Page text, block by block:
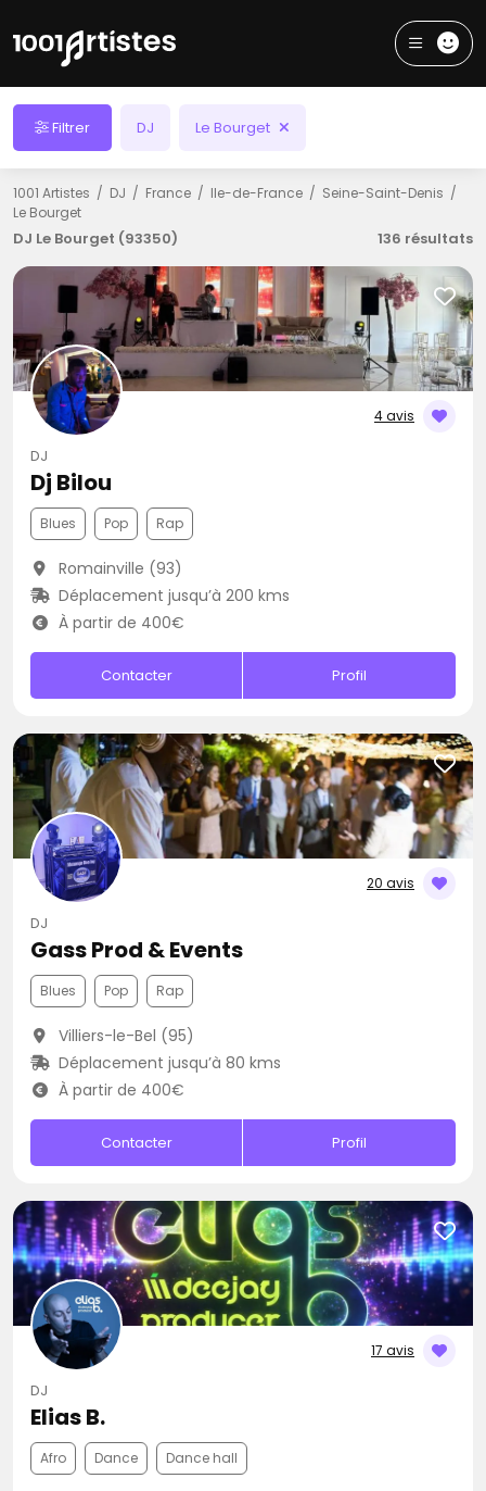
Filtrer DJ Le Bourget
1001 Artistes DJ France Ile-de-France
Seine-Saint-Denis
Le Bourget
DJ Le Bourget (93350) 136 résultats
4 avis
DJ
Dj Bilou
Blues Pop Rap
Romainville (93)
Déplacement jusqu’à 200 kms
À partir de 400€
Contacter Profil
20 avis
DJ
Gass Prod & Events
Blues Pop Rap
Villiers-le-Bel (95)
Déplacement jusqu’à 80 kms
À partir de 400€
Contacter Profil
17 avis
DJ
Elias B.
Afro Dance Dance hall